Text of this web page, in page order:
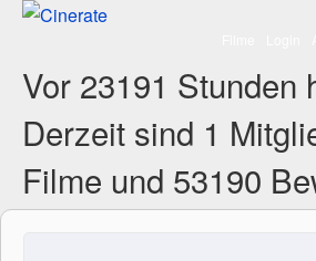
Vor 23191
Derzeit sind 1
Filme und 53190